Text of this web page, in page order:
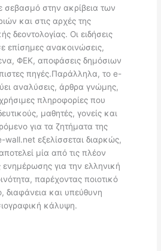
σεβασμό στην ακρίβεια των
και στις αρχές της
δεοντολογίας. Οι ειδήσεις
επίσημες ανακοινώσεις,
ΦΕΚ, αποφάσεις δημόσιων
πηγές.Παράλληλα, το e-
αναλύσεις, άρθρα γνώμης,
πληροφορίες που
μαθητές, γονείς και
για τα ζητήματα της
wall.net εξελίσσεται διαρκώς,
μία από τις πλέον
ενημέρωσης για την ελληνική
παρέχοντας ποιοτικό
διαφάνεια και υπεύθυνη
κάλυψη.